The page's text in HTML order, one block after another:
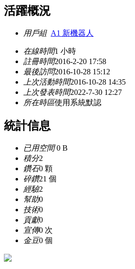
活躍概況
用戶組 A1 新機器人
在線時間1 小時
註冊時間2016-2-20 17:58
最後訪問2016-10-28 15:12
上次活動時間2016-10-28 14:35
上次發表時間2022-7-30 12:27
所在時區使用系統默認
統計信息
已用空間0 B
積分2
鑽石0 顆
碎鑽21 個
經驗2
幫助0
技術0
貢獻0
宣傳0 次
金豆0 個